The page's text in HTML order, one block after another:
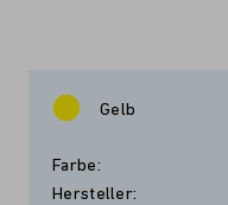
Gelb
Farbe:
Hersteller: